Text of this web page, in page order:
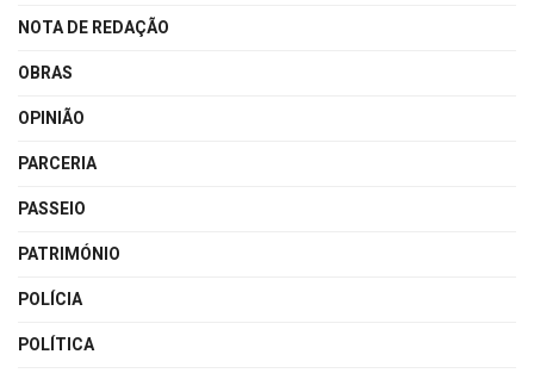
NOTA DE REDAÇÃO
OBRAS
OPINIÃO
PARCERIA
PASSEIO
PATRIMÓNIO
POLÍCIA
POLÍTICA